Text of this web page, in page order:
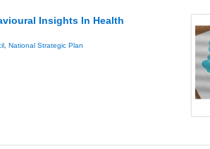
Insights In Health
National Strategic Plan